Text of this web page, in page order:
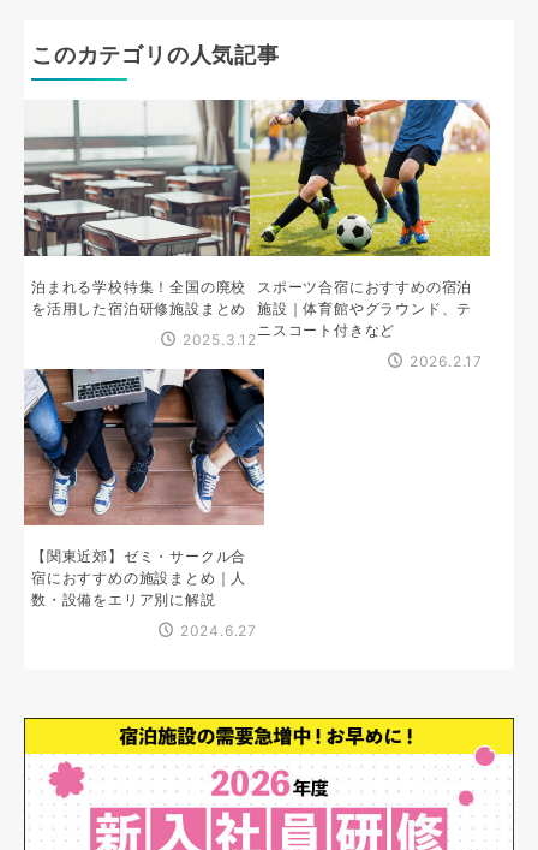
このカテゴリの人気記事
泊まれる学校特集！全国の廃校
を活用した宿泊研修施設まとめ
2025.3.12
スポーツ合宿におすすめの宿泊
施設｜体育館やグラウンド、テ
ニスコート付きなど
2026.2.17
【関東近郊】ゼミ・サークル合
宿におすすめの施設まとめ｜人
数・設備をエリア別に解説
2024.6.27